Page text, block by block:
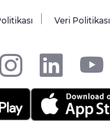
Veri Politikası